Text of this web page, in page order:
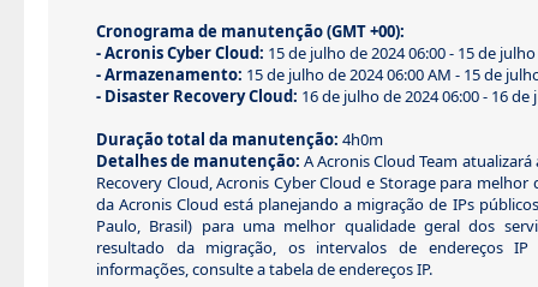
Cronograma de manutenção (GMT +00):
- Acronis Cyber Cloud: 15 de julho de 2024 06:00 - 15 de
- Armazenamento: 15 de julho de 2024 06:00 AM - 15 de
- Disaster Recovery Cloud: 16 de julho de 2024 06:00 - 16 de
Duração total da manutenção: 4h0m
Detalhes de manutenção: A Acronis Cloud Team
Recovery Cloud, Acronis Cyber Cloud e Storage para
da Acronis Cloud está planejando a migração de IPs
Paulo, Brasil) para uma melhor qualidade geral dos
resultado da migração, os intervalos de endereços
informações, consulte a tabela de endereços IP.